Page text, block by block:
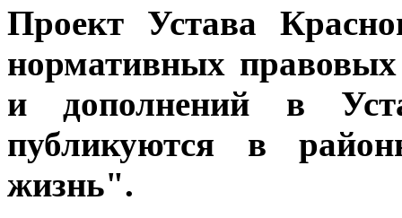
Проект Устава
нормативных
и дополнений в
публикуются в
жизнь".